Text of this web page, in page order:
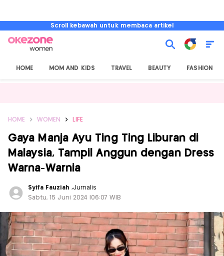
Scroll kebawah untuk membaca artikel
HOME MOM AND KIDS TRAVEL BEAUTY FASHION
HOME WOMEN LIFE
Gaya Manja Ayu Ting Ting Liburan di
Malaysia, Tampil Anggun dengan Dress
Warna-Warnia
Syifa Fauziah ,Jurnalis
Sabtu, 15 Juni 2024 |06:07 WIB